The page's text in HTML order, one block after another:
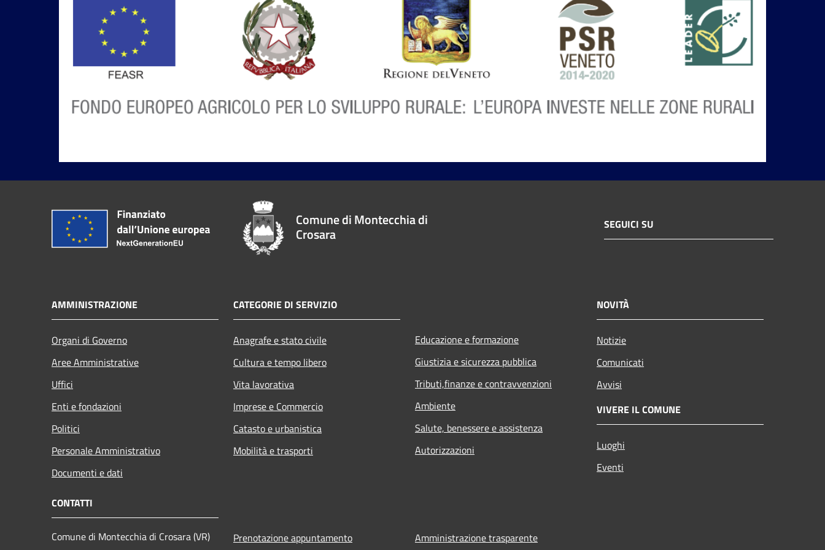
Comune di Montecchia di
Crosara
SEGUICI SU
AMMINISTRAZIONE
Organi di Governo
Aree Amministrative
Uffici
Enti e fondazioni
Politici
Personale Amministrativo
Documenti e dati
CATEGORIE DI SERVIZIO
Anagrafe e stato civile
Cultura e tempo libero
Vita lavorativa
Imprese e Commercio
Catasto e urbanistica
Mobilità e trasporti
Educazione e formazione
Giustizia e sicurezza pubblica
Tributi,finanze e contravvenzioni
Ambiente
Salute, benessere e assistenza
Autorizzazioni
NOVITÀ
Notizie
Comunicati
Avvisi
VIVERE IL COMUNE
Luoghi
Eventi
CONTATTI
Comune di Montecchia di Crosara (VR)
Prenotazione appuntamento Amministrazione trasparente